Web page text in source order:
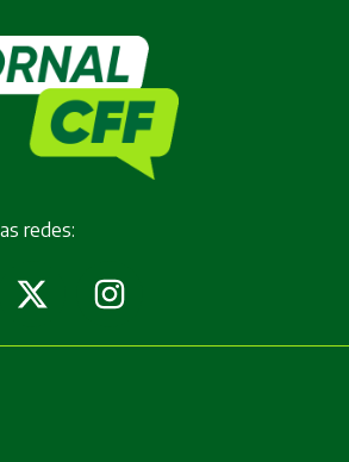
redes: